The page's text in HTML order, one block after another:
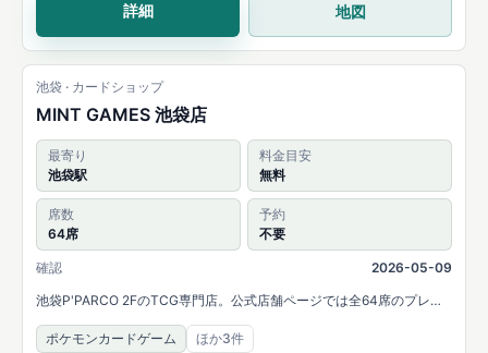
詳細 地図
池袋 · カードショップ
MINT GAMES 池袋店
最寄り
池袋駅
料金目安
無料
席数
64席
予約
不要
確認
2026-05-09
池袋P'PARCO 2FのTCG専門店。公式店舗ページでは全64席のプレイ
スペースと、MTG・ポケモンカード・ONE PIECEカード・デュエル・
マスターズなどの取扱いを案内しています。
ポケモンカードゲーム ほか3件